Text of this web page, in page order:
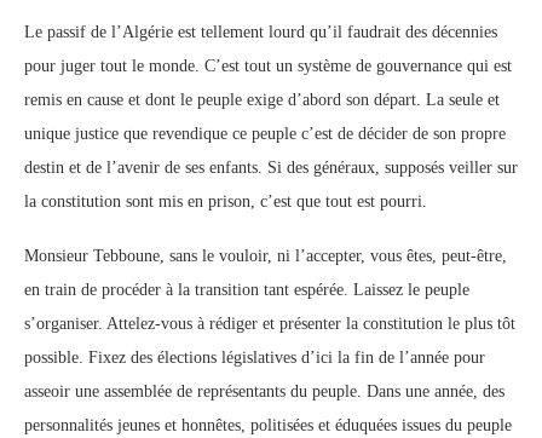
Le passif de l’Algérie est tellement lourd qu’il faudrait des décennies
pour juger tout le monde. C’est tout un système de gouvernance qui est
remis en cause et dont le peuple exige d’abord son départ. La seule et
unique justice que revendique ce peuple c’est de décider de son propre
destin et de l’avenir de ses enfants. Si des généraux, supposés veiller sur
la constitution sont mis en prison, c’est que tout est pourri.
Monsieur Tebboune, sans le vouloir, ni l’accepter, vous êtes, peut-être,
en train de procéder à la transition tant espérée. Laissez le peuple
s’organiser. Attelez-vous à rédiger et présenter la constitution le plus tôt
possible. Fixez des élections législatives d’ici la fin de l’année pour
asseoir une assemblée de représentants du peuple. Dans une année, des
personnalités jeunes et honnêtes, politisées et éduquées issues du peuple